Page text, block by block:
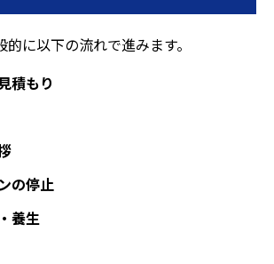
に以下の流れで進みます。
積もり
の停止
養生